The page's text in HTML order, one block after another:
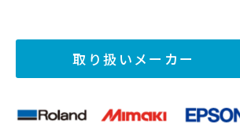
取り扱いメーカー